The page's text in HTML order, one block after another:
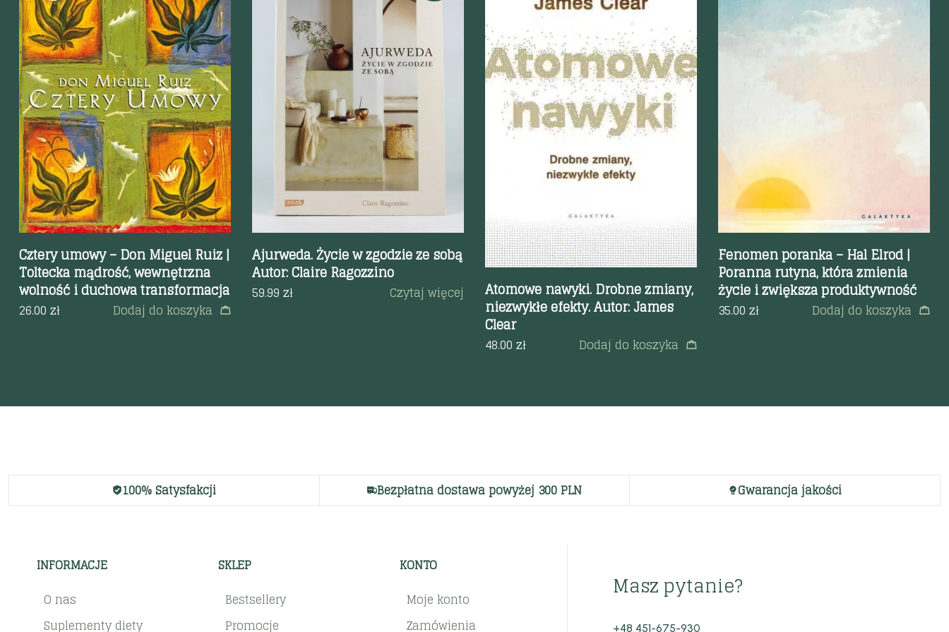
Szybki podgląd
Cztery umowy – Don Miguel Ruiz |
Toltecka mądrość, wewnętrzna
wolność i duchowa transformacja
26.00 zł Dodaj do koszyka
Szybki podgląd
Ajurweda. Życie w zgodzie ze sobą
Autor: Claire Ragozzino
59.99 zł Czytaj więcej
Szybki podgląd
Atomowe nawyki. Drobne zmiany,
niezwykłe efekty. Autor: James
Clear
48.00 zł Dodaj do koszyka
Fenomen poranka – Hal Elrod |
Poranna rutyna, która zmienia
życie i zwiększa produktywność
35.00 zł Dodaj do koszyka
100% Satysfakcji Bezpłatna dostawa powyżej 300 PLN Gwarancja jakości
INFORMACJE
O nas
Suplementy diety
SKLEP
Bestsellery
Promocje
KONTO
Moje konto
Zamówienia
Masz pytanie?
+48 451-675-930